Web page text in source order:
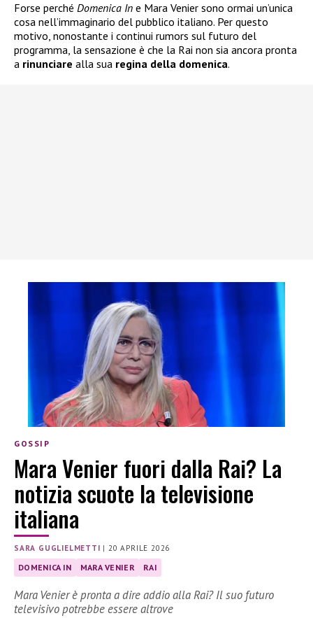
Forse perché Domenica In e Mara Venier sono ormai un’unica
cosa nell’immaginario del pubblico italiano. Per questo
motivo, nonostante i continui rumors sul futuro del
programma, la sensazione è che la Rai non sia ancora pronta
a rinunciare alla sua regina della domenica.
GOSSIP
Mara Venier fuori dalla Rai? La
notizia scuote la televisione
italiana
SARA GUGLIELMETTI | 20 APRILE 2026
DOMENICA IN MARA VENIER RAI
Mara Venier è pronta a dire addio alla Rai? Il suo futuro
televisivo potrebbe essere altrove